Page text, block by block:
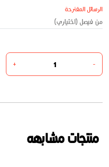
الرسائل المقترحة
-
+
منتجات مشابهه